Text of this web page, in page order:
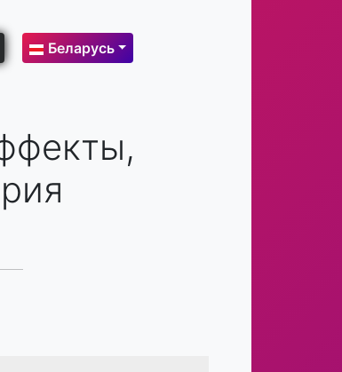
Беларусь